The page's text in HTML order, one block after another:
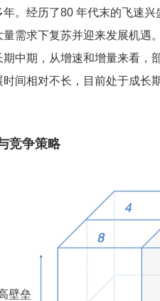
。经历了80 年代末的飞速
需求下复苏并迎来发展机
中期，从增速和增量来看
间相对不长，目前处于成
竞争策略
壁垒